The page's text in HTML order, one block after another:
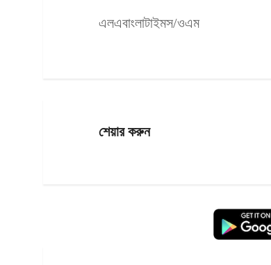
এলএবাংলাটাইমস/ওএম
শেয়ার করুন